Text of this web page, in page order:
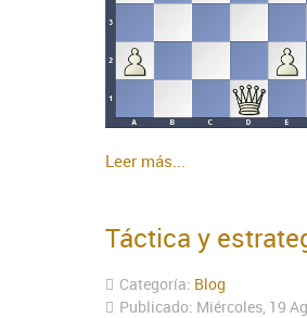
Leer más...
Táctica y
Categoría: Blog
Publicado: Miércoles, 19